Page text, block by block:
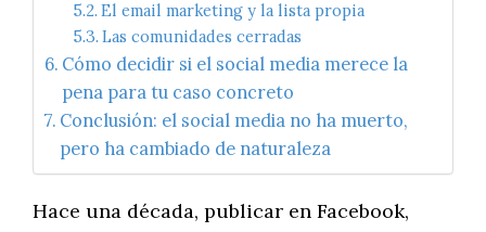
El email marketing y la lista propia
Las comunidades cerradas
Cómo decidir si el social media merece la
pena para tu caso concreto
Conclusión: el social media no ha muerto,
pero ha cambiado de naturaleza
Hace una década, publicar en Facebook,